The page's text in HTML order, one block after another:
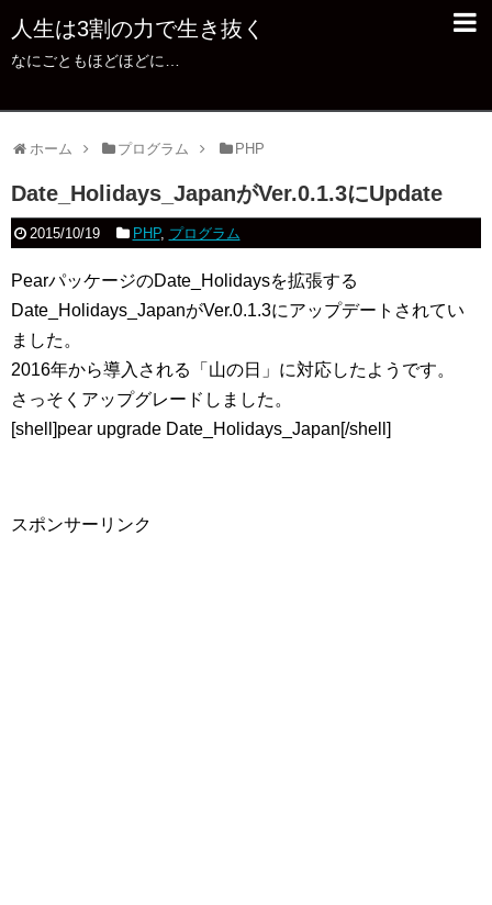
人生は3割の力で生き抜く
なにごともほどほどに…
ホーム プログラム PHP
Date_Holidays_JapanがVer.0.1.3にUpdate
2015/10/19 PHP, プログラム
PearパッケージのDate_Holidaysを拡張する
Date_Holidays_JapanがVer.0.1.3にアップデートされてい
ました。
2016年から導入される「山の日」に対応したようです。
さっそくアップグレードしました。
[shell]pear upgrade Date_Holidays_Japan[/shell]
スポンサーリンク